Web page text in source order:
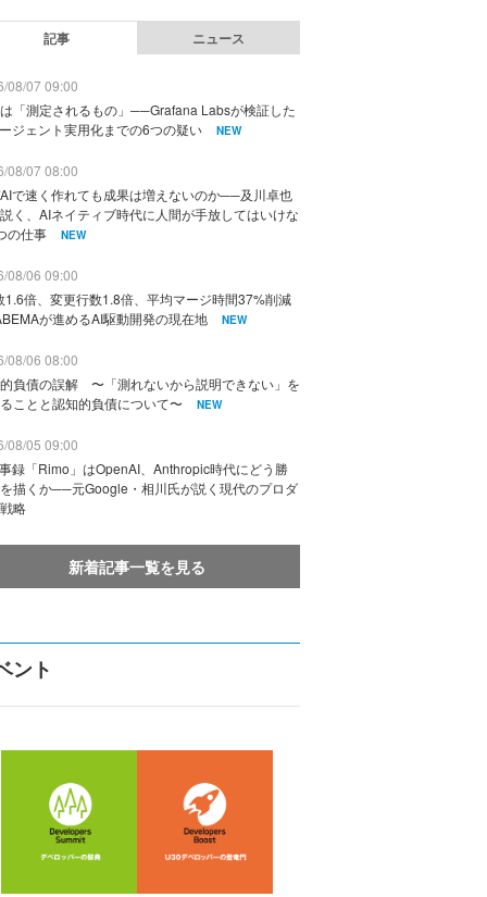
記事 ニュース
08/07 09:00
「測定されるもの」──Grafana Labsが検証した
ジェント実用化までの6つの疑い
NEW
08/07 08:00
で速く作れても成果は増えないのか──及川卓也
く、AIネイティブ時代に人間が手放してはいけな
の仕事
NEW
08/06 09:00
1.6倍、変更行数1.8倍、平均マージ時間37%削減
が進めるAI駆動開発の現在地
NEW
08/06 08:00
負債の誤解 〜「測れないから説明できない」を
ことと認知的負債について〜
NEW
08/05 09:00
録「Rimo」はOpenAI、Anthropic時代にどう勝
描くか──元Google・相川氏が説く現代のプロダ
略
新着記事一覧を見る
ント